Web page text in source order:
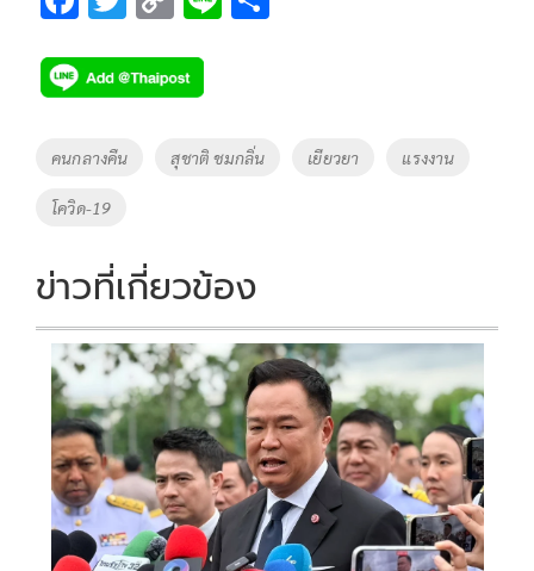
e
b
o
o
k
tt
er
p
y
Li
Tags
คนกลางคืน สุชาติ ชมกลิ่น เยียวยา แรงงาน
โควิด-19
ข่าวที่เกี่ยวข้อง